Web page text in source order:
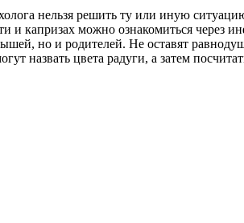
нельзя решить ту или иную
и капризах можно ознакомиться через
но и родителей. Не оставят
назвать цвета радуги, а затем